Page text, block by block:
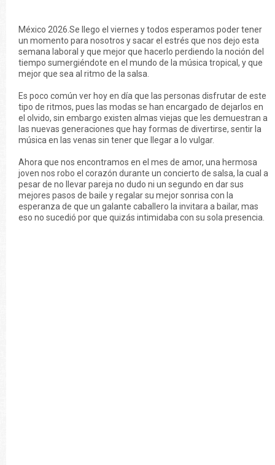
México 2026.Se llego el viernes y todos esperamos poder tener
un momento para nosotros y sacar el estrés que nos dejo esta
semana laboral y que mejor que hacerlo perdiendo la noción del
tiempo sumergiéndote en el mundo de la música tropical, y que
mejor que sea al ritmo de la salsa.
Es poco común ver hoy en día que las personas disfrutar de este
tipo de ritmos, pues las modas se han encargado de dejarlos en
el olvido, sin embargo existen almas viejas que les demuestran a
las nuevas generaciones que hay formas de divertirse, sentir la
música en las venas sin tener que llegar a lo vulgar.
Ahora que nos encontramos en el mes de amor, una hermosa
joven nos robo el corazón durante un concierto de salsa, la cual a
pesar de no llevar pareja no dudo ni un segundo en dar sus
mejores pasos de baile y regalar su mejor sonrisa con la
esperanza de que un galante caballero la invitara a bailar, mas
eso no sucedió por que quizás intimidaba con su sola presencia.